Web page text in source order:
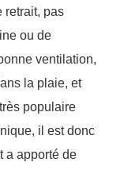
retrait, pas
ou de
ventilation,
la plaie, et
populaire
il est donc
a apporté de